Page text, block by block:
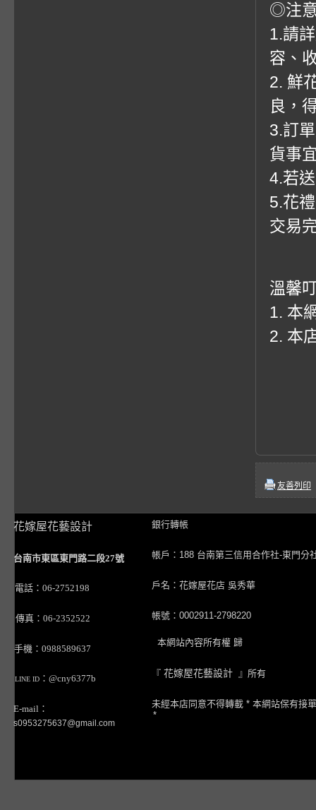
◎注
1.請
容、
2. 鮮
良，
3.訂
貨事
4.若
5.花
交易
溫馨
1. 本
2. 本
友善列印
花嫁屋花藝設計
台南市東區東門路二段27號
電話：06-2752198
傳真：06-2352522
手機：0988589637
LINE ID ：@cny6377b
E-mail：
s0953275637@gmail.com
銀行轉帳
帳戶：188 台南第三信用合作社-東門分
戶名：花嫁屋花店 吳秀華
帳號：0002911-2798220
本網站內容所有權 歸
『 花嫁屋花藝設計 』所有
未經本店同意不得轉載 * 本網站保有接
*